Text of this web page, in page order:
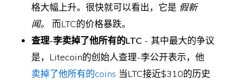
格大幅上升。很快就可以看出，它是 假新
闻。
而LTC的价格暴跌。
查理-李卖掉了他所有的LTC - 其中最大的争议
是，Litecoin的创始人查理-李公开表示，他
卖掉了他所有的coins 当LTC接近$310的历史